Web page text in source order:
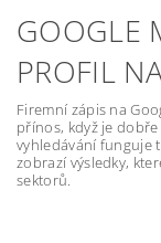
GOOGLE
PROFIL
Firemní zápis na
přínos, když je
vyhledávání funguje
zobrazí výsledky,
sektorů.